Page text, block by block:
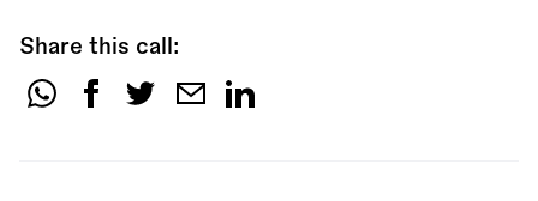
Share this call:
Share